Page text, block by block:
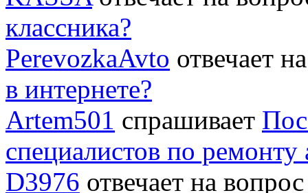
классника?
PerevozkaAvto отвечает
в интернете?
Artem501 спрашивает
специалистов по
D3976 отвечает на